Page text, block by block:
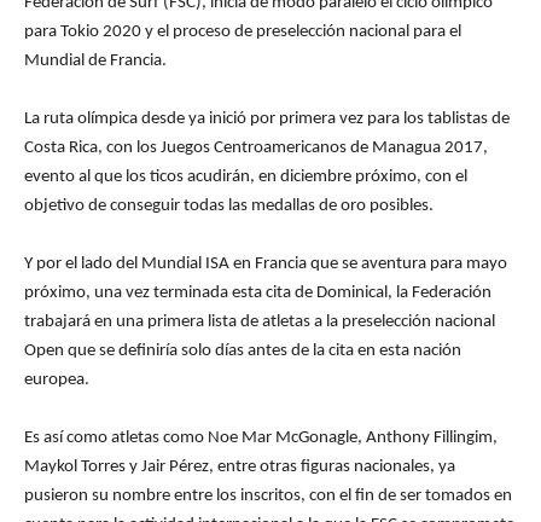
para Tokio 2020 y el proceso de preselección nacional para el
Mundial de Francia.
La ruta olímpica desde ya inició por primera vez para los tablistas de
Costa Rica, con los Juegos Centroamericanos de Managua 2017,
evento al que los ticos acudirán, en diciembre próximo, con el
objetivo de conseguir todas las medallas de oro posibles.
Y por el lado del Mundial ISA en Francia que se aventura para mayo
próximo, una vez terminada esta cita de Dominical, la Federación
trabajará en una primera lista de atletas a la preselección nacional
Open que se definiría solo días antes de la cita en esta nación
europea.
Es así como atletas como Noe Mar McGonagle, Anthony Fillingim,
Maykol Torres y Jair Pérez, entre otras figuras nacionales, ya
pusieron su nombre entre los inscritos, con el fin de ser tomados en